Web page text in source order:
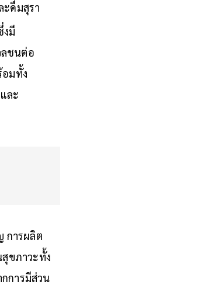
ดื่มสุรา
งมี
ลชนต่อ
มทั้ง
ละ
การผลิต
ขภาวะทั้ง
การมีส่วน